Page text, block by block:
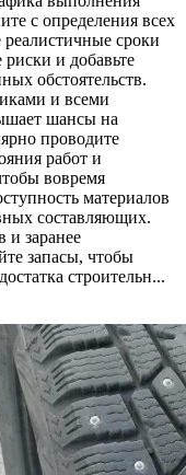
с определения всех
сроки
и добавьте
обстоятельств.
и всеми
шансы на
проводите
работ и
вовремя
материалов
составляющих.
и заранее
запасы, чтобы
строительн...